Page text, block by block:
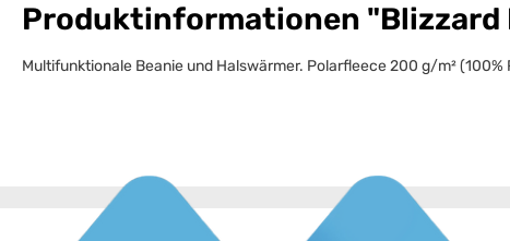
Produktinformationen "Blizzard
Multifunktionale Beanie und Halswärmer. Polarfleece 200 g/m² (100%